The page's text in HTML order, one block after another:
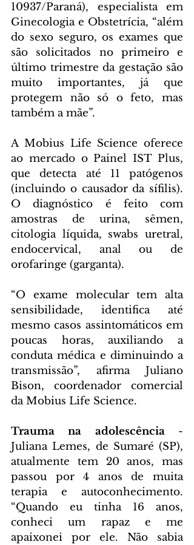
10937/Paraná), especialista em
Ginecologia e Obstetrícia, “além
do sexo seguro, os exames que
são solicitados no primeiro e
último trimestre da gestação são
muito importantes, já que
protegem não só o feto, mas
também a mãe”.
A Mobius Life Science oferece
ao mercado o Painel IST Plus,
que detecta até 11 patógenos
(incluindo o causador da sífilis).
O diagnóstico é feito com
amostras de urina, sêmen,
citologia líquida, swabs uretral,
endocervical, anal ou de
orofaringe (garganta).
“O exame molecular tem alta
sensibilidade, identifica até
mesmo casos assintomáticos em
poucas horas, auxiliando a
conduta médica e diminuindo a
transmissão”, afirma Juliano
Bison, coordenador comercial
da Mobius Life Science.
Trauma na adolescência -
Juliana Lemes, de Sumaré (SP),
atualmente tem 20 anos, mas
passou por 4 anos de muita
terapia e autoconhecimento.
“Quando eu tinha 16 anos,
conheci um rapaz e me
apaixonei por ele. Não sabia